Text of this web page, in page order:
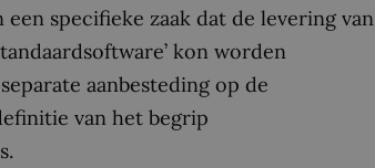
specifieke zaak dat de levering van
kon worden
aanbesteding op de
van het begrip